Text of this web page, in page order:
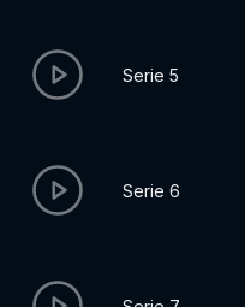
Serie 5
Serie 6